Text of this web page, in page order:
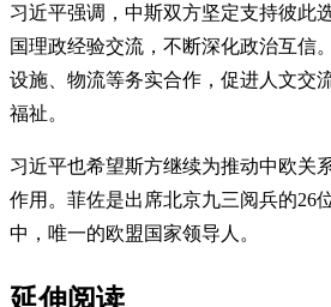
习近平强调，中斯双方坚定支持彼此
国理政经验交流，不断深化政治互信
设施、物流等务实合作，促进人文交
福祉。
习近平也希望斯方继续为推动中欧关
作用。菲佐是出席北京九三阅兵的26
中，唯一的欧盟国家领导人。
延伸阅读